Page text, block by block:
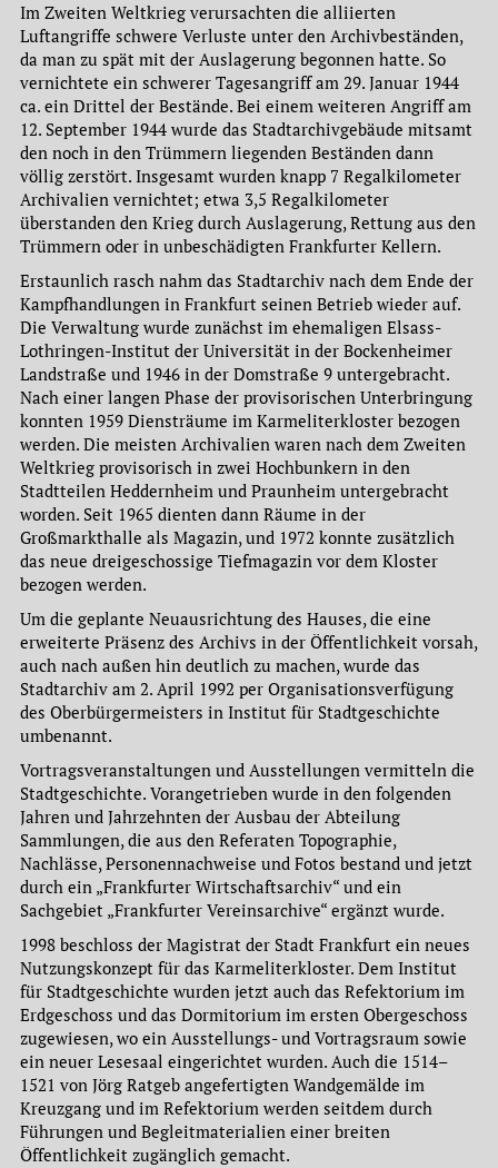
Im Zweiten Weltkrieg verursachten die alliierten
Luftangriffe schwere Verluste unter den Archivbeständen,
da man zu spät mit der Auslagerung begonnen hatte. So
vernichtete ein schwerer Tagesangriff am 29. Januar 1944
ca. ein Drittel der Bestände. Bei einem weiteren Angriff am
12. September 1944 wurde das Stadtarchivgebäude mitsamt
den noch in den Trümmern liegenden Beständen dann
völlig zerstört. Insgesamt wurden knapp 7 Regalkilometer
Archivalien vernichtet; etwa 3,5 Regalkilometer
überstanden den Krieg durch Auslagerung, Rettung aus den
Trümmern oder in unbeschädigten Frankfurter Kellern.
Erstaunlich rasch nahm das Stadtarchiv nach dem Ende der
Kampfhandlungen in Frankfurt seinen Betrieb wieder auf.
Die Verwaltung wurde zunächst im ehemaligen Elsass-
Lothringen-Institut der Universität in der Bockenheimer
Landstraße und 1946 in der Domstraße 9 untergebracht.
Nach einer langen Phase der provisorischen Unterbringung
konnten 1959 Diensträume im Karmeliterkloster bezogen
werden. Die meisten Archivalien waren nach dem Zweiten
Weltkrieg provisorisch in zwei Hochbunkern in den
Stadtteilen Heddernheim und Praunheim untergebracht
worden. Seit 1965 dienten dann Räume in der
Großmarkthalle als Magazin, und 1972 konnte zusätzlich
das neue dreigeschossige Tiefmagazin vor dem Kloster
bezogen werden.
Um die geplante Neuausrichtung des Hauses, die eine
erweiterte Präsenz des Archivs in der Öffentlichkeit vorsah,
auch nach außen hin deutlich zu machen, wurde das
Stadtarchiv am 2. April 1992 per Organisationsverfügung
des Oberbürgermeisters in Institut für Stadtgeschichte
umbenannt.
Vortragsveranstaltungen und Ausstellungen vermitteln die
Stadtgeschichte. Vorangetrieben wurde in den folgenden
Jahren und Jahrzehnten der Ausbau der Abteilung
Sammlungen, die aus den Referaten Topographie,
Nachlässe, Personennachweise und Fotos bestand und jetzt
durch ein „Frankfurter Wirtschaftsarchiv“ und ein
Sachgebiet „Frankfurter Vereinsarchive“ ergänzt wurde.
1998 beschloss der Magistrat der Stadt Frankfurt ein neues
Nutzungskonzept für das Karmeliterkloster. Dem Institut
für Stadtgeschichte wurden jetzt auch das Refektorium im
Erdgeschoss und das Dormitorium im ersten Obergeschoss
zugewiesen, wo ein Ausstellungs- und Vortragsraum sowie
ein neuer Lesesaal eingerichtet wurden. Auch die 1514–
1521 von Jörg Ratgeb angefertigten Wandgemälde im
Kreuzgang und im Refektorium werden seitdem durch
Führungen und Begleitmaterialien einer breiten
Öffentlichkeit zugänglich gemacht.